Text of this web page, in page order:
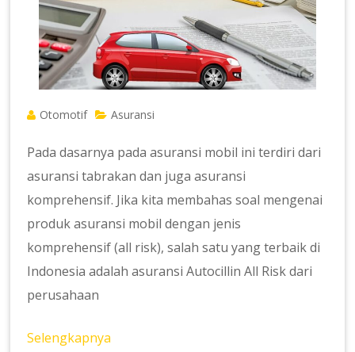
Otomotif Asuransi
Pada dasarnya pada asuransi mobil ini terdiri dari
asuransi tabrakan dan juga asuransi
komprehensif. Jika kita membahas soal mengenai
produk asuransi mobil dengan jenis
komprehensif (all risk), salah satu yang terbaik di
Indonesia adalah asuransi Autocillin All Risk dari
perusahaan
Selengkapnya